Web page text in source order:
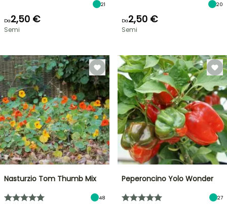
21
Da2,50 €
Semi
20
Da2,50 €
Semi
Nasturzio Tom Thumb Mix
48
Peperoncino Yolo Wonder
27